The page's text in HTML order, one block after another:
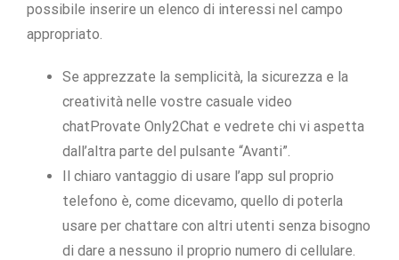
possibile inserire un elenco di interessi nel campo
appropriato.
Se apprezzate la semplicità, la sicurezza e la
creatività nelle vostre casuale video
chatProvate Only2Chat e vedrete chi vi aspetta
dall’altra parte del pulsante “Avanti”.
Il chiaro vantaggio di usare l’app sul proprio
telefono è, come dicevamo, quello di poterla
usare per chattare con altri utenti senza bisogno
di dare a nessuno il proprio numero di cellulare.